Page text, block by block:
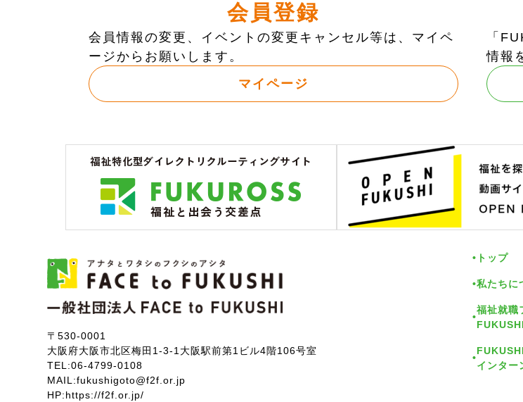
ー
シ
会員登録
会員情報の変更、イベントの変更キャンセル等は、マイペ
ージからお願いします。
マイページ
「
情報
〒530-0001
大阪府大阪市北区梅田1-3-1大阪駅前第1ビル4階106号室
TEL:06-4799-0108
MAIL:fukushigoto@f2f.or.jp
HP: https://f2f.or.jp/
トップ
私たちに
福祉就職
インター